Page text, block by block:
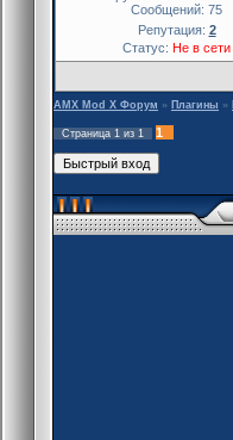
Сообщений: 75
Репутация: 2
Статус: Не в сети
AMX Mod X Форум » Плагины »
Страница 1 из 1 1